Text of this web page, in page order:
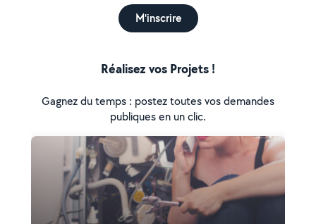
M'inscrire
Réalisez vos Projets !
Gagnez du temps : postez toutes vos demandes
publiques en un clic.